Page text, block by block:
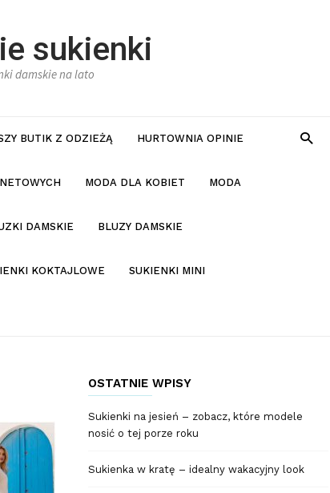
sukienki
damskie na lato
BUTIK Z ODZIEŻĄ HURTOWNIA OPINIE
MODA DLA KOBIET MODA
DAMSKIE BLUZY DAMSKIE
KOKTAJLOWE SUKIENKI MINI
OSTATNIE WPISY
Sukienki na jesień – zobacz, które modele
nosić o tej porze roku
Sukienka w kratę – idealny wakacyjny look